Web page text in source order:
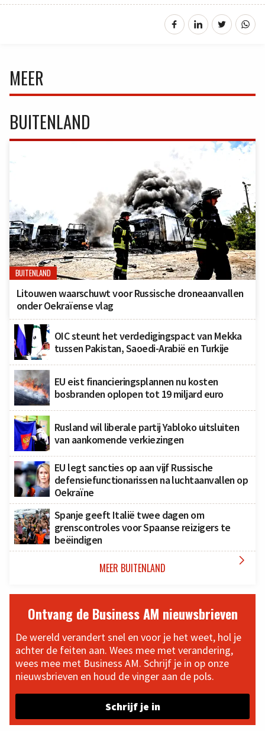
MEER
BUITENLAND
BUITENLAND
Litouwen waarschuwt voor Russische droneaanvallen
onder Oekraïense vlag
OIC steunt het verdedigingspact van Mekka
tussen Pakistan, Saoedi-Arabië en Turkije
EU eist financieringsplannen nu kosten
bosbranden oplopen tot 19 miljard euro
Rusland wil liberale partij Yabloko uitsluiten
van aankomende verkiezingen
EU legt sancties op aan vijf Russische
defensiefunctionarissen na luchtaanvallen op
Oekraïne
Spanje geeft Italië twee dagen om
grenscontroles voor Spaanse reizigers te
beëindigen
MEER BUITENLAND 
Ontvang de Business AM nieuwsbrieven
De wereld verandert snel en voor je het weet, hol je
achter de feiten aan. Wees mee met verandering,
wees mee met Business AM. Schrijf je in op onze
nieuwsbrieven en houd de vinger aan de pols.
Schrijf je in